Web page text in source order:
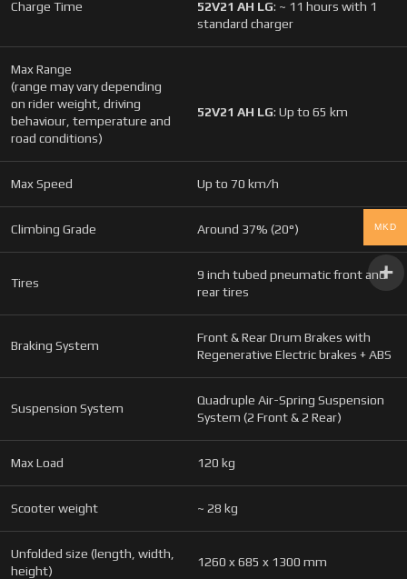
Charge Time 52V21 AH LG: ~ 11 hours with 1
standard charger
Max Range
(range may vary depending
on rider weight, driving
behaviour, temperature and
road conditions)
52V21 AH LG: Up to 65 km
Max Speed Up to 70 km/h
Climbing Grade Around 37% (20°)
Tires
9 inch tubed pneumatic front and
rear tires
Braking System
Front & Rear Drum Brakes with
Regenerative Electric brakes + ABS
Suspension System
Quadruple Air-Spring Suspension
System (2 Front & 2 Rear)
Max Load 120 kg
Scooter weight ~ 28 kg
Unfolded size (length, width,
height)
1260 x 685 x 1300 mm
MKD